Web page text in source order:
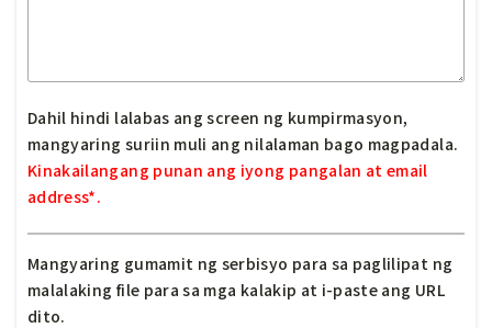
Dahil hindi lalabas ang screen ng kumpirmasyon,
mangyaring suriin muli ang nilalaman bago magpadala.
Kinakailangang punan ang iyong pangalan at email
address*.
Mangyaring gumamit ng serbisyo para sa paglilipat ng
malalaking file para sa mga kalakip at i-paste ang URL
dito.